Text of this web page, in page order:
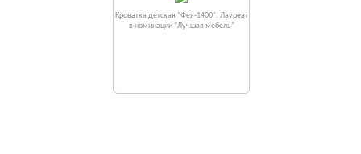
Кроватка детская "Фея-1400". Лауреат
в номинации "Лучшая мебель"